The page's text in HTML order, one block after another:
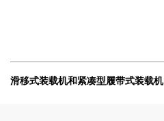
滑移式装载机和紧凑型履带式装载机